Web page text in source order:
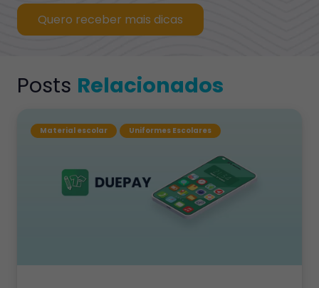
Quero receber mais dicas
Posts Relacionados
Material escolar Uniformes Escolares